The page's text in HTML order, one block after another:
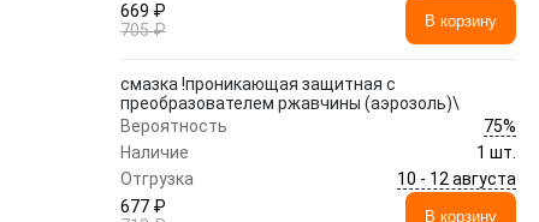
669 ₽
705 ₽
В корзину
смазка !проникающая защитная с
преобразователем ржавчины (аэрозоль)\
Вероятность
75%
Наличие
1 шт.
Отгрузка
10 - 12 августа
677 ₽
В корзину